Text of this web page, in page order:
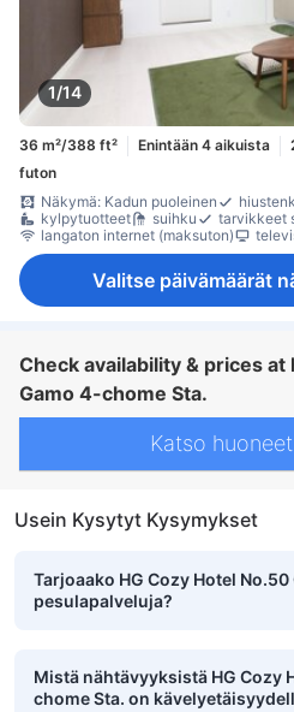
1/14
36 m²/388 ft² Enintään 4 aikuista
futon
Näkymä: Kadun puoleinen
kylpytuotteet
suihku
tarvikkeet
langaton internet (maksuton)
Valitse päivämäärät
Check availability & prices at
Gamo 4-chome Sta.
Katso
Usein Kysytyt Kysymykset
Tarjoaako HG Cozy Hotel
pesulapalveluja?
Mistä nähtävyyksistä HG Cozy
chome Sta. on